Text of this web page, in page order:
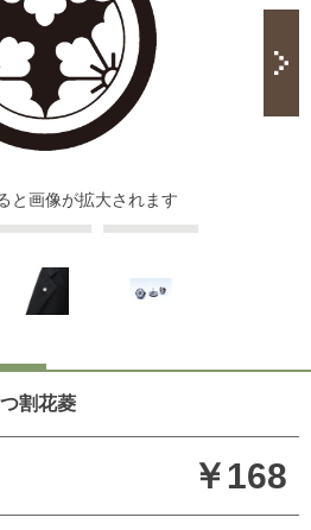
と画像が拡大されます
割花菱
￥168